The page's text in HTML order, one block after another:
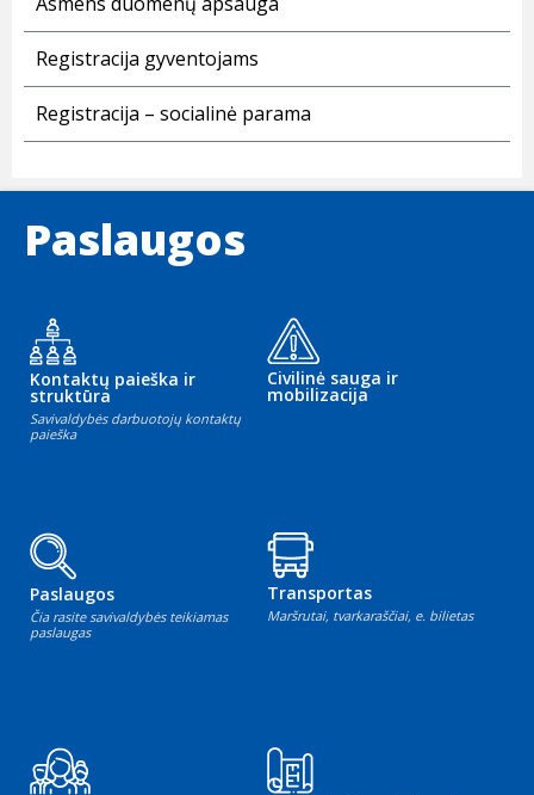
Registracija gyventojams
Registracija – socialinė parama
Paslaugos
Kontaktų paieška ir
struktūra
Savivaldybės darbuotojų kontaktų
paieška
Civilinė sauga ir
mobilizacija
Paslaugos
Čia rasite savivaldybės teikiamas
paslaugas
Transportas
Maršrutai, tvarkaraščiai, e. bilietas